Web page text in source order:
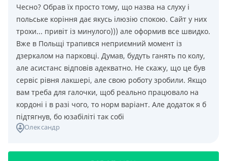
Чесно? Обрав їх просто тому, що назва на слуху і
польське коріння дає якусь ілюзію спокою. Сайт у них
трохи... привіт із минулого))) але оформив все швидко.
Вже в Польщі трапився неприємний момент із
дзеркалом на парковці. Думав, будуть ганять по колу,
але асистанс відповів адекватно. Не скажу, що це був
сервіс рівня лакшері, але свою роботу зробили. Якщо
вам треба для галочки, щоб реально працювало на
кордоні і в разі чого, то норм варіант. Але додаток я б
підтягнув, бо юзабіліті так собі
Олександр